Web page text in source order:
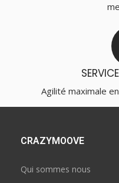
Agilité maximale
CRAZYMOOVE
Qui sommes nous